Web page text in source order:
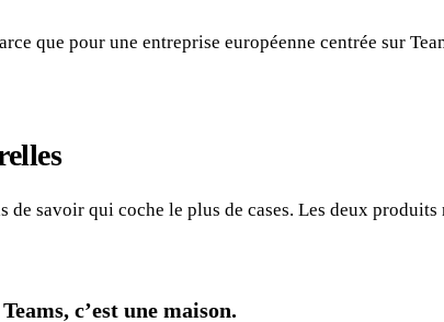
que pour une entreprise européenne centrée sur
de savoir qui coche le plus de cases. Les deux
c’est une maison.